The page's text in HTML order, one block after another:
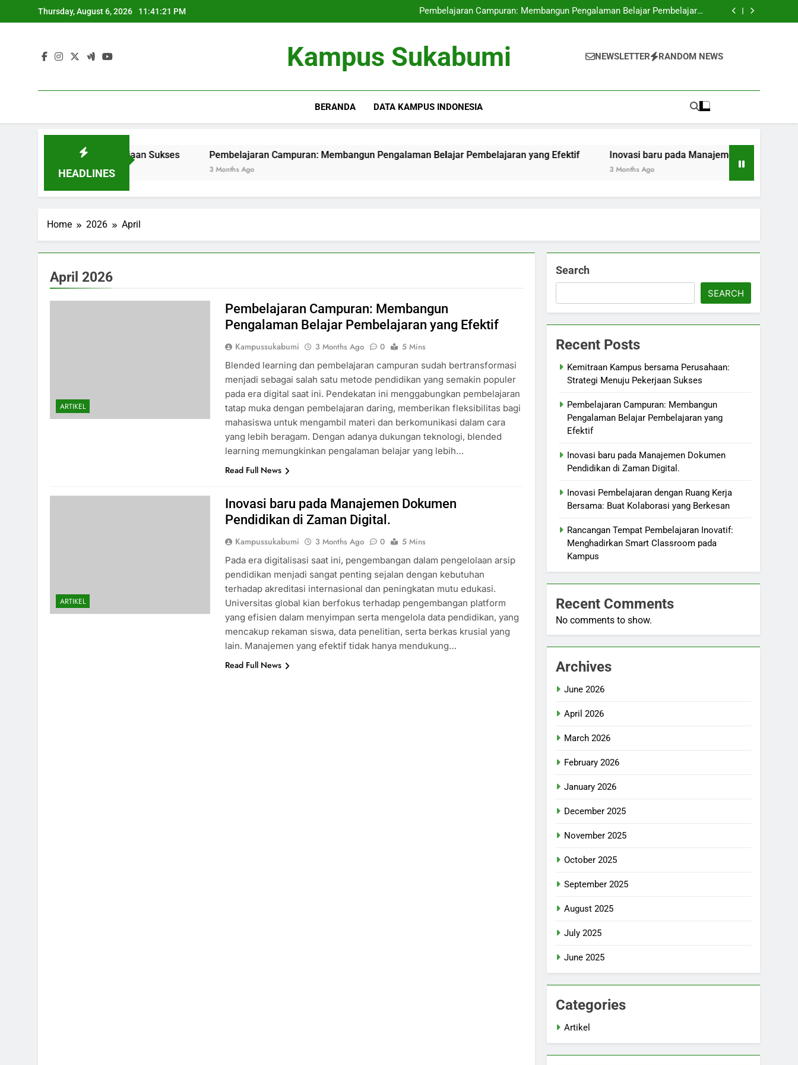
to
Thursday, August 6, 2026 11:41:21 PM
Pembelajaran Campuran: Membangun Pengalaman Belajar Pembelajaran
yang Efektif
Inovasi baru pada Manajemen Dokumen Pendidikan di Zaman Digital.
Pembelajaran Campuran: Membangun Pengalaman Belajar Pembelajaran
Inovasi baru pada Manajemen Dokumen Pendidikan di Zaman Digital.
Kampus Sukabumi NEWSLETTER RANDOM NEWS
BERANDA DATA KAMPUS INDONESIA
HEADLINES
Strategi Menuju Pekerjaan Sukses Pembelajaran Campuran: Membangun Pengalaman Belajar Pembelajaran yang Efektif
3 Months Ago
Inovasi baru pada Manajemen Dokumen
3 Months Ago
Home 2026 April
April 2026
ARTIKEL
Pembelajaran Campuran: Membangun
Pengalaman Belajar Pembelajaran yang Efektif
Kampussukabumi 3 Months Ago 0
5 Mins
Blended learning dan pembelajaran campuran sudah bertransformasi
menjadi sebagai salah satu metode pendidikan yang semakin populer
pada era digital saat ini. Pendekatan ini menggabungkan pembelajaran
tatap muka dengan pembelajaran daring, memberikan fleksibilitas bagi
mahasiswa untuk mengambil materi dan berkomunikasi dalam cara
yang lebih beragam. Dengan adanya dukungan teknologi, blended
learning memungkinkan pengalaman belajar yang lebih…
Read Full News
ARTIKEL
Inovasi baru pada Manajemen Dokumen
Pendidikan di Zaman Digital.
Kampussukabumi 3 Months Ago 0
5 Mins
Pada era digitalisasi saat ini, pengembangan dalam pengelolaan arsip
pendidikan menjadi sangat penting sejalan dengan kebutuhan
terhadap akreditasi internasional dan peningkatan mutu edukasi.
Universitas global kian berfokus terhadap pengembangan platform
yang efisien dalam menyimpan serta mengelola data pendidikan, yang
mencakup rekaman siswa, data penelitian, serta berkas krusial yang
lain. Manajemen yang efektif tidak hanya mendukung…
Read Full News
Search
SEARCH
Recent Posts
Kemitraan Kampus bersama Perusahaan:
Strategi Menuju Pekerjaan Sukses
Pembelajaran Campuran: Membangun
Pengalaman Belajar Pembelajaran yang
Efektif
Inovasi baru pada Manajemen Dokumen
Pendidikan di Zaman Digital.
Inovasi Pembelajaran dengan Ruang Kerja
Bersama: Buat Kolaborasi yang Berkesan
Rancangan Tempat Pembelajaran Inovatif:
Menghadirkan Smart Classroom pada
Kampus
Recent Comments
No comments to show.
Archives
June 2026
April 2026
March 2026
February 2026
January 2026
December 2025
November 2025
October 2025
September 2025
August 2025
July 2025
June 2025
Categories
Artikel